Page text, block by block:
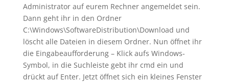
Administrator auf eurem Rechner angemeldet sein.
Dann geht ihr in den Ordner
C:\Windows\SoftwareDistribution\Download und
löscht alle Dateien in diesem Ordner. Nun öffnet ihr
die Eingabeaufforderung – Klick aufs Windows-
Symbol, in die Suchleiste gebt ihr cmd ein und
drückt auf Enter. Jetzt öffnet sich ein kleines Fenster